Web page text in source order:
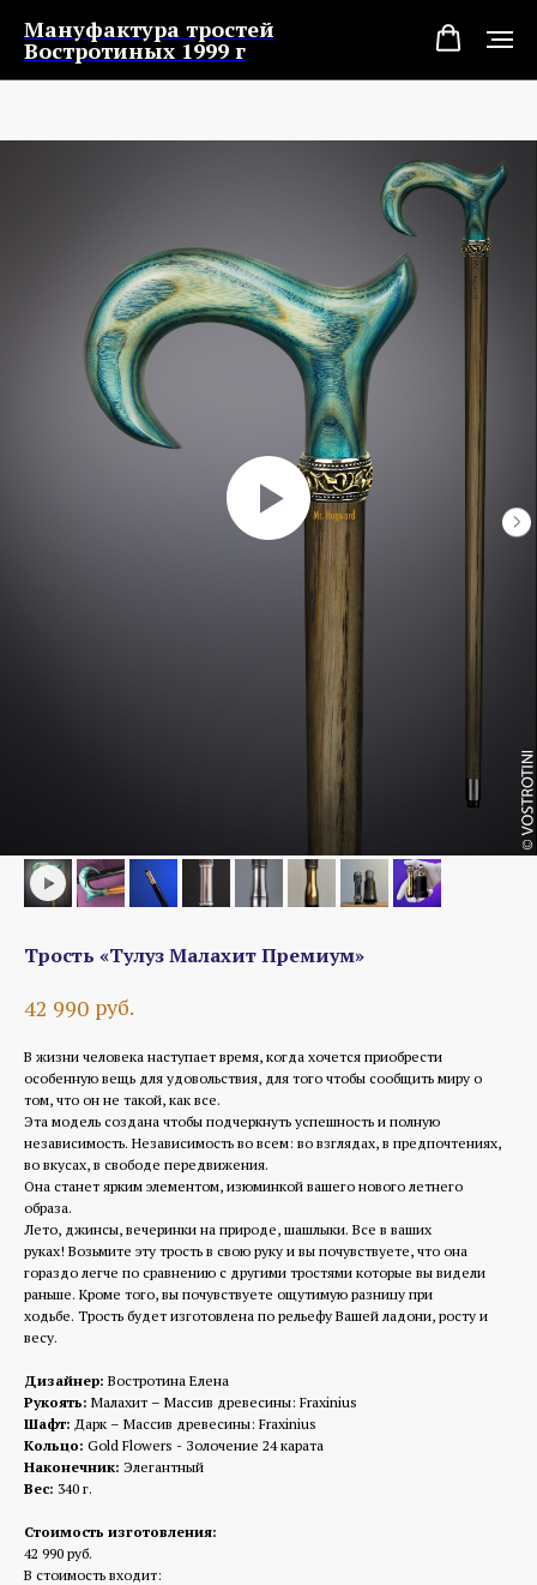
Мануфактура тростей
Востротиных 1999 г
Трость «Тулуз Малахит Премиум»
42 990 руб.
В жизни человека наступает время, когда хочется приобрести
особенную вещь для удовольствия, для того чтобы сообщить миру о
том, что он не такой, как все.
Эта модель создана чтобы подчеркнуть успешность и полную
независимость. Независимость во всем: во взглядах, в предпочтениях,
во вкусах, в свободе передвижения.
Она станет ярким элементом, изюминкой вашего нового летнего
образа.
Лето, джинсы, вечеринки на природе, шашлыки. Все в ваших
руках! Возьмите эту трость в свою руку и вы почувствуете, что она
гораздо легче по сравнению с другими тростями которые вы видели
раньше. Кроме того, вы почувствуете ощутимую разницу при
ходьбе. Трость будет изготовлена по рельефу Вашей ладони, росту и
весу.
Дизайнер: Востротина Елена
Рукоять: Малахит – Массив древесины: Fraxinius
Шафт: Дарк – Массив древесины: Fraxinius
Кольцо: Gold Flowers - Золочение 24 карата
Наконечник: Элегантный
Вес: 340 г.
Стоимость изготовления:
42 990 руб.
В стоимость входит: